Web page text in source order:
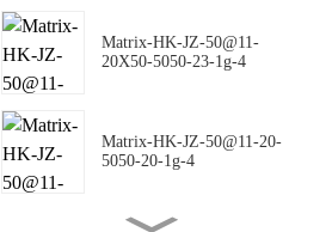
Matrix-HK-JZ-50@11-
20X50-5050-23-1g-4
Matrix-HK-JZ-50@11-20-
5050-20-1g-4